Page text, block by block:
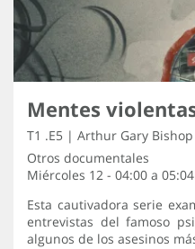
T1 .E5 | Arthur Gary Bishop
Otros documentales
Miércoles 12 - 04:00 a
Esta cautivadora serie
entrevistas del famoso
algunos de los asesinos